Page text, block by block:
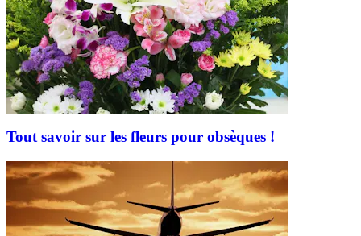
Tout savoir sur les fleurs pour obsèques !